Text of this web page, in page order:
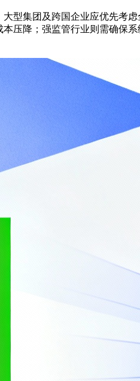
型集团及跨国企业应优先考
压降；强监管行业则需确保